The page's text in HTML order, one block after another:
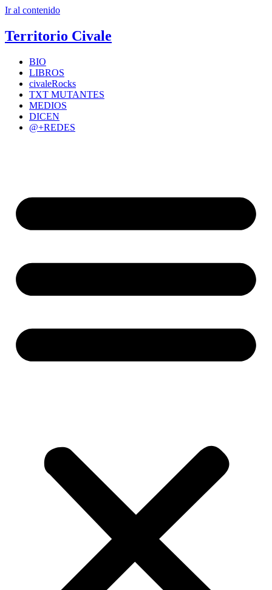
Ir al contenido
Territorio Civale
BIO
LIBROS
civaleRocks
TXT MUTANTES
MEDIOS
DICEN
@+REDES